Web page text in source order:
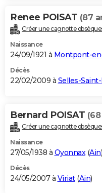
Renee POISAT (87
Créer une cagnotte
Naissance
24/09/1921 à Montpont-
Décès
22/02/2009 à Selles-
Bernard POISAT
Créer une cagnotte
Naissance
27/05/1938 à Oyonnax(Ain)
Décès
24/05/2007 à Viriat(Ain)